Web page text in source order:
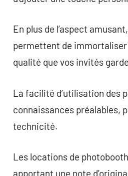
En plus de l’aspect
permettent de immortaliser
qualité que vos invités
La facilité d’utilisation des
connaissances préalables,
technicité.
Les locations de
apportant une note